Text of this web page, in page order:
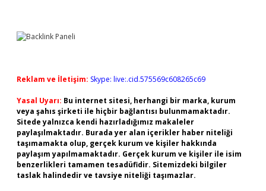
Reklam ve İletişim: Skype: live:.cid.575569c608265c69
Yasal Uyarı: Bu internet sitesi, herhangi bir marka, kurum
veya şahıs şirketi ile hiçbir bağlantısı bulunmamaktadır.
Sitede yalnızca kendi hazırladığımız makaleler
paylaşılmaktadır. Burada yer alan içerikler haber niteliği
taşımamakta olup, gerçek kurum ve kişiler hakkında
paylaşım yapılmamaktadır. Gerçek kurum ve kişiler ile isim
benzerlikleri tamamen tesadüfidir. Sitemizdeki bilgiler
taslak halindedir ve tavsiye niteliği taşımazlar.